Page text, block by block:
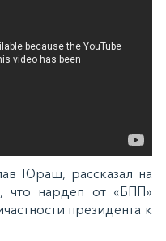
Юраш, рассказал на
что нардеп от «БПП»
президента к